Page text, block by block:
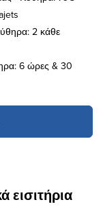
2 κάθε
6 ώρες & 30
εισιτήρια